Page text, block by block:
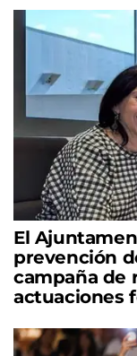
El
prevención
campaña de
actuaciones